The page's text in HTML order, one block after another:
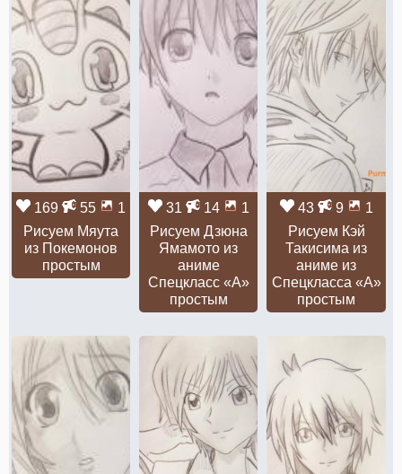
169 55
1
Рисуем Мяута
из Покемонов
простым
31 14
1
Рисуем Дзюна
Ямамото из
аниме
Спецкласс «А»
простым
43 9
1
Рисуем Кэй
Такисима из
аниме из
Спецкласса «А»
простым